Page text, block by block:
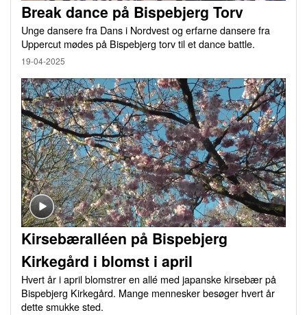
Break dance på Bispebjerg Torv
Unge dansere fra Dans i Nordvest og erfarne dansere fra
Uppercut mødes på Bispebjerg torv til et dance battle.
19-04-2025
Kirsebæralléen på Bispebjerg
Kirkegård i blomst i april
Hvert år i april blomstrer en allé med japanske kirsebær på
Bispebjerg Kirkegård. Mange mennesker besøger hvert år
dette smukke sted.